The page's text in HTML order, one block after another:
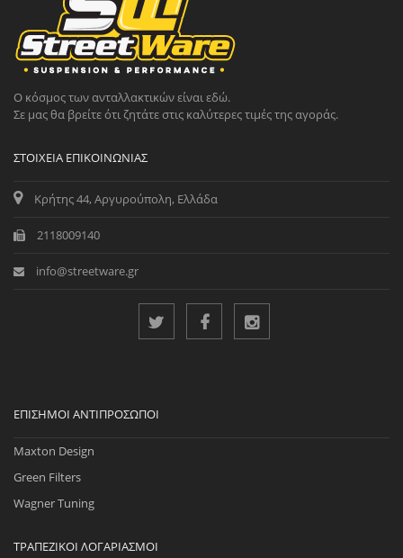
Ο κόσμος των ανταλλακτικών είναι εδώ.
Σε μας θα βρείτε ότι ζητάτε στις καλύτερες τιμές της αγοράς.
ΣΤΟΙΧΕΊΑ ΕΠΙΚΟΙΝΩΝΊΑΣ
Κρήτης 44, Αργυρούπολη, Ελλάδα
2118009140
info@streetware.gr
ΕΠΊΣΗΜΟΙ ΑΝΤΙΠΡΌΣΩΠΟΙ
Maxton Design
Green Filters
Wagner Tuning
ΤΡΑΠΕΖΙΚΟΊ ΛΟΓΑΡΙΑΣΜΟΊ